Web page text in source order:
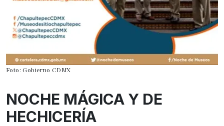
Foto: Gobierno CDMX
NOCHE MÁGICA Y DE
HECHICERÍA